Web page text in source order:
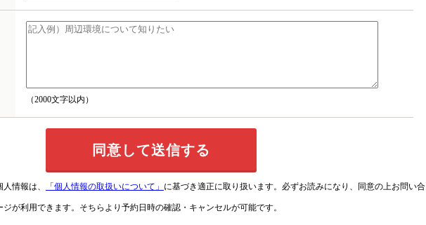
（2000文字以内）
情報は、 「個人情報の取扱いについて」 に基づき適正に取り扱います。必ずお読みになり、同意の上お問い合
が利用できます。そちらより予約日時の確認・キャンセルが可能です。